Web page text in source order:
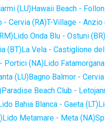
(LU)Hawaii Beach -
- Cervia (RA)T-Village - Anzio
Lido Onda Blu - Ostuni (BR)
(BT)La Vela - Castiglione
Portici (NA)Lido
(LU)Bagno Balmor -
Paradise Beach Club -
Bahia Blanca - Gaeta (LT)
Lido Metamare - Meta (NA)